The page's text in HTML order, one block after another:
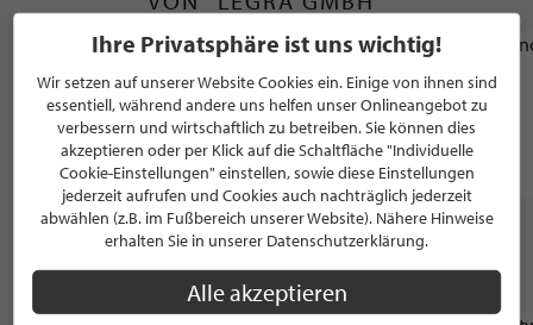
RAUMAUSSTATTER
willewerk
Königswinter
WEITERE STILPUNKTE AUS "BERATUNG &
DIENSTLEISTUNGEN"
Ihre Privatsphäre ist uns wichtig!
Wir setzen auf unserer Website Cookies ein. Einige von ihnen sind
essentiell, während andere uns helfen unser Onlineangebot zu
verbessern und wirtschaftlich zu betreiben. Sie können dies
akzeptieren oder per Klick auf die Schaltfläche "Individuelle
Cookie-Einstellungen" einstellen, sowie diese Einstellungen
jederzeit aufrufen und Cookies auch nachträglich jederzeit
abwählen (z.B. im Fußbereich unserer Website). Nähere Hinweise
erhalten Sie in unserer Datenschutzerklärung.
Alle akzeptieren